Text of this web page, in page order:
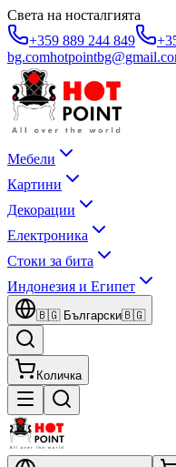
Света на носталгията
+359 889 244 849
bg.com
Мебели
Картини
Декорации
Електроника
Стоки за бита
Индонезия и Египет
🇧🇬 Български🇧🇬
Количка